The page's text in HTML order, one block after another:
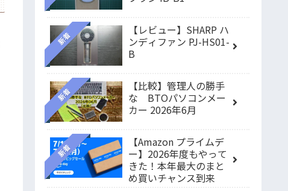
新着
【レビュー】SHARP ハ
ンディファン PJ-HS01-
B
新着
【比較】管理人の勝手
な BTOパソコンメー
カー 2026年6月
新着
【Amazon プライムデ
ー】2026年度もやって
きた！本年最大のまと
め買いチャンス到来